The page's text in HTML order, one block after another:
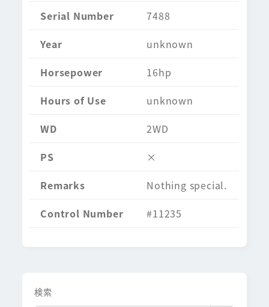
Serial Number
7488
Year
unknown
Horsepower
16hp
Hours of Use
unknown
WD
2WD
PS
×
Remarks
Nothing special.
Control Number
#11235
検索